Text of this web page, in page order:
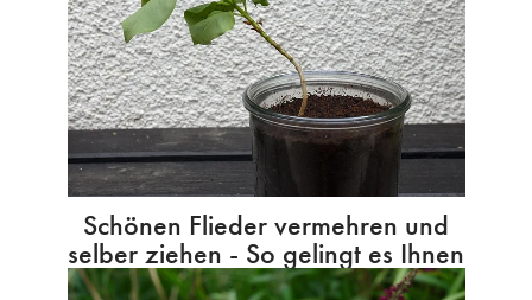
Schönen Flieder vermehren und
selber ziehen - So gelingt es Ihnen